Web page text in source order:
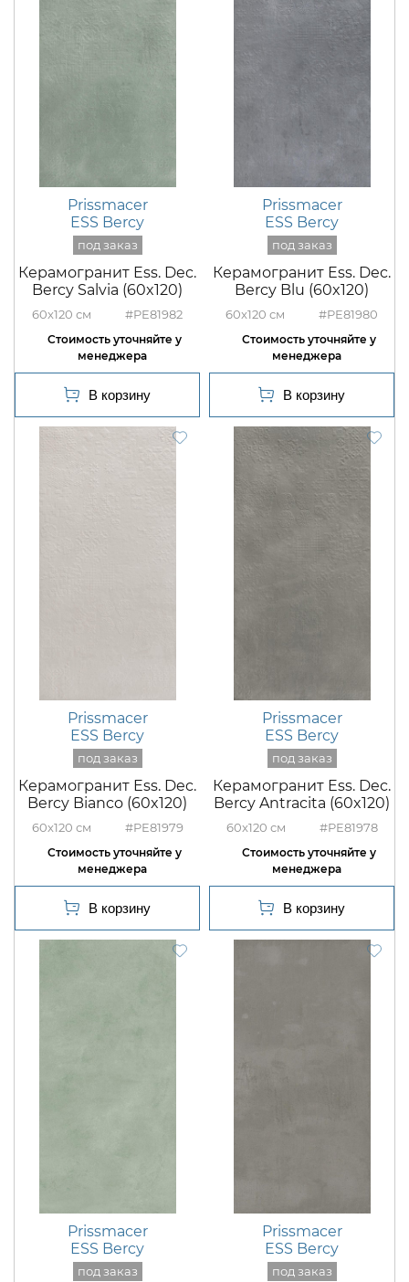
Prissmacer
ESS Bercy
Керамогранит Ess. Dec.
Bercy Salvia (60x120)
60x120 #PE81982
Prissmacer
ESS Bercy
Керамогранит Ess. Dec.
Bercy Blu (60x120)
60x120 #PE81980
Prissmacer
ESS Bercy
Керамогранит Ess. Dec.
Bercy Bianco (60x120)
60x120 #PE81979
Prissmacer
ESS Bercy
Керамогранит Ess. Dec.
Bercy Antracita (60x120)
60x120 #PE81978
Prissmacer
ESS Bercy
Prissmacer
ESS Bercy